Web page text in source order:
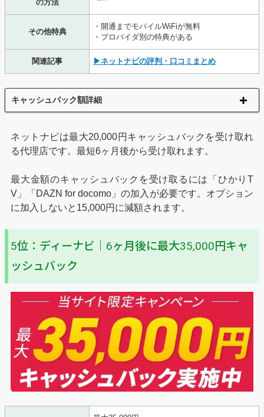
次に、ドコモ光から2回目の電話がかかってきます。
2回目の電話は、工事日程の調整です。工事が終わらない
とインターネットは利用できないので、都合の良い日程で
調整しましょう。
STEP3
新規開通工事に立ち会う
新規契約の場合、屋内と屋外の開通工事をするので必ず立
工事は1～2時間前後で終わりますが、トラブル回避のた
めにも、工事当日は1日休めるように調整しておきましょ
工事が完了したら、最後に通信機器の設定をしましょう。
説明書を見ながら設定してください。
STEP4
受信メールの専用URLから口座情報を入力
申し込み後に届いていたメールより、口座情報を入力しま
しょう。
口座番号や名義だけの入力なので数分で完了します。メー
の方法
その他特典
・開通までモバイルWiFiが無料
・プロバイダ別の特典がある
関連記事 ▶ネットナビの評判・口コミまとめ
キャッシュバック額詳細
ネットナビは最大20,000円キャッシュバックを受け取れ
る代理店です。最短6ヶ月後から受け取れます。
最大金額のキャッシュバックを受け取るには「ひかりT
V」「DAZN for docomo」の加入が必要です。オプション
に加入しないと15,000円に減額されます。
5位：ディーナビ｜6ヶ月後に最大35,000円キャ
ッシュバック